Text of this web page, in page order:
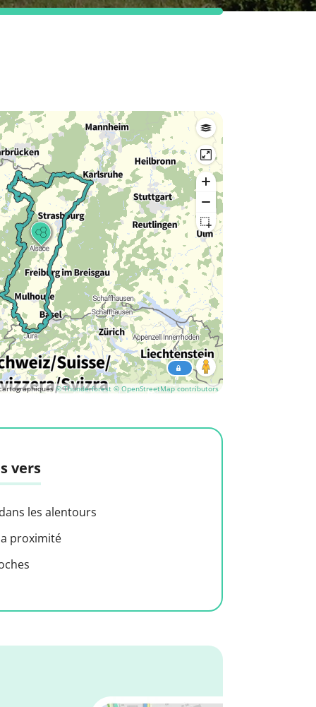
© Thunderforest © OpenStreetMap contributors
vers
les alentours
proximité